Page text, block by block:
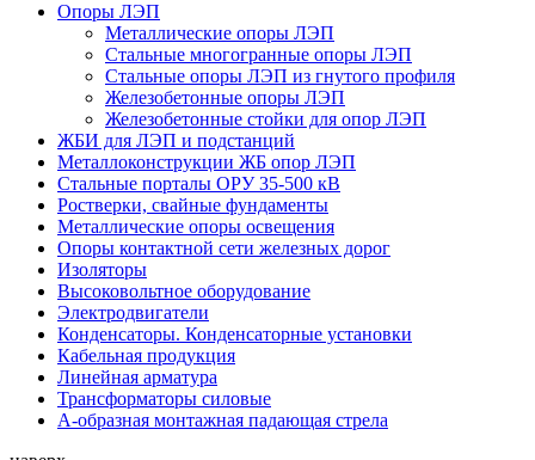
Опоры ЛЭП
Металлические опоры ЛЭП
Стальные многогранные опоры ЛЭП
Стальные опоры ЛЭП из гнутого профиля
Железобетонные опоры ЛЭП
Железобетонные стойки для опор ЛЭП
ЖБИ для ЛЭП и подстанций
Металлоконструкции ЖБ опор ЛЭП
Стальные порталы ОРУ 35-500 кВ
Ростверки, свайные фундаменты
Металлические опоры освещения
Опоры контактной сети железных дорог
Изоляторы
Высоковольтное оборудование
Электродвигатели
Конденсаторы. Конденсаторные установки
Кабельная продукция
Линейная арматура
Трансформаторы силовые
А-образная монтажная падающая стрела